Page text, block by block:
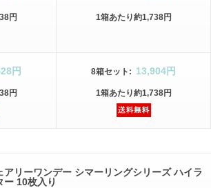
円 1箱あたり約1,738円
円
円
8箱セット : 13,904円
1箱あたり約1,738円
アリーワンデー シマーリングシリーズ ハイラ
ー 10枚入り